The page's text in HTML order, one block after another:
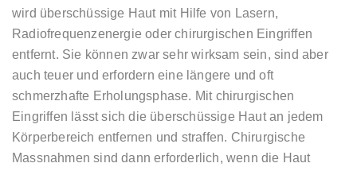
wird überschüssige Haut mit Hilfe von Lasern,
Radiofrequenzenergie oder chirurgischen Eingriffen
entfernt. Sie können zwar sehr wirksam sein, sind aber
auch teuer und erfordern eine längere und oft
schmerzhafte Erholungsphase. Mit chirurgischen
Eingriffen lässt sich die überschüssige Haut an jedem
Körperbereich entfernen und straffen. Chirurgische
Massnahmen sind dann erforderlich, wenn die Haut